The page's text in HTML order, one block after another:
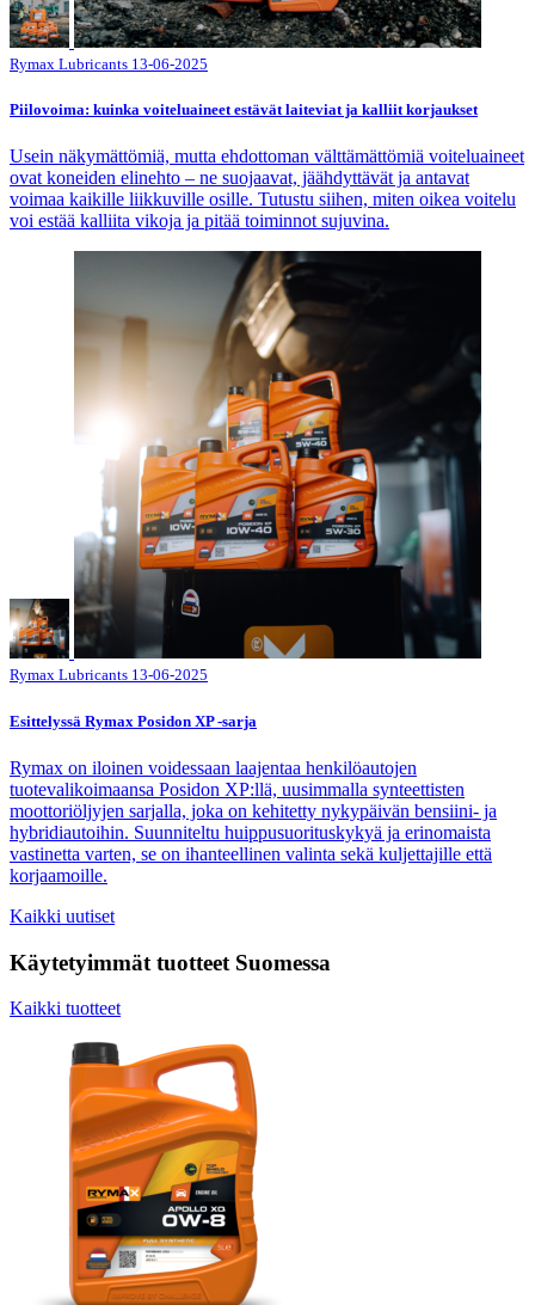
Rymax Lubricants 13-06-2025
Piilovoima: kuinka voiteluaineet estävät laiteviat ja kalliit korjaukset
Usein näkymättömiä, mutta ehdottoman välttämättömiä voiteluaineet
ovat koneiden elinehto – ne suojaavat, jäähdyttävät ja antavat
voimaa kaikille liikkuville osille. Tutustu siihen, miten oikea voitelu
voi estää kalliita vikoja ja pitää toiminnot sujuvina.
Rymax Lubricants 13-06-2025
Esittelyssä Rymax Posidon XP -sarja
Rymax on iloinen voidessaan laajentaa henkilöautojen
tuotevalikoimaansa Posidon XP:llä, uusimmalla synteettisten
moottoriöljyjen sarjalla, joka on kehitetty nykypäivän bensiini- ja
hybridiautoihin. Suunniteltu huippusuorituskykyä ja erinomaista
vastinetta varten, se on ihanteellinen valinta sekä kuljettajille että
korjaamoille.
Kaikki uutiset
Käytetyimmät tuotteet Suomessa
Kaikki tuotteet